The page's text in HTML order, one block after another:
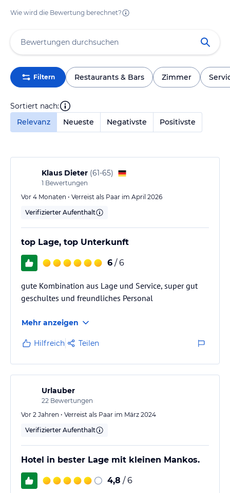
Wie wird die Bewertung berechnet?
Filtern Restaurants & Bars Zimmer
Sortiert nach:
Relevanz
Neueste Negativste Positivste
Klaus Dieter (61-65)
1 Bewertungen
Vor 4 Monaten • Verreist als Paar im April 2026
Verifizierter Aufenthalt
top Lage, top Unterkunft
6 / 6
gute Kombination aus Lage und Service, super gut
geschultes und freundliches Personal
Mehr anzeigen
Hilfreich Teilen
Urlauber
22 Bewertungen
Vor 2 Jahren • Verreist als Paar im März 2024
Verifizierter Aufenthalt
Hotel in bester Lage mit kleinen Mankos.
4,8 / 6